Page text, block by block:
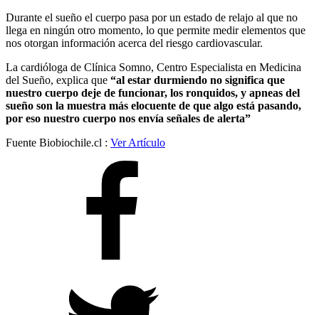
Durante el sueño el cuerpo pasa por un estado de relajo al que no
llega en ningún otro momento, lo que permite medir elementos que
nos otorgan información acerca del riesgo cardiovascular.
La cardióloga de Clínica Somno, Centro Especialista en Medicina
del Sueño, explica que “al estar durmiendo no significa que
nuestro cuerpo deje de funcionar, los ronquidos, y apneas del
sueño son la muestra más elocuente de que algo está pasando,
por eso nuestro cuerpo nos envía señales de alerta”
Fuente Biobiochile.cl : Ver Artículo